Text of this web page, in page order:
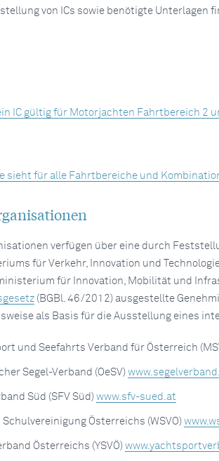
von ICs sowie benötigte Unterlagen
IC gültig für Motorjachten Fahrtbereich 2
sieht für alle Fahrtbereiche und
verfügen über eine durch
für Verkehr, Innovation und Technologie
für Innovation, Mobilität und
(BGBl. 46/2012) ausgestellte
als Basis für die Ausstellung eines
und Seefahrts Verband für Österreich
Segel-Verband (OeSV)
Süd (SFV Süd) www.sfv-sued.at
Österreichs (WSVO)
Österreichs (YSVÖ)